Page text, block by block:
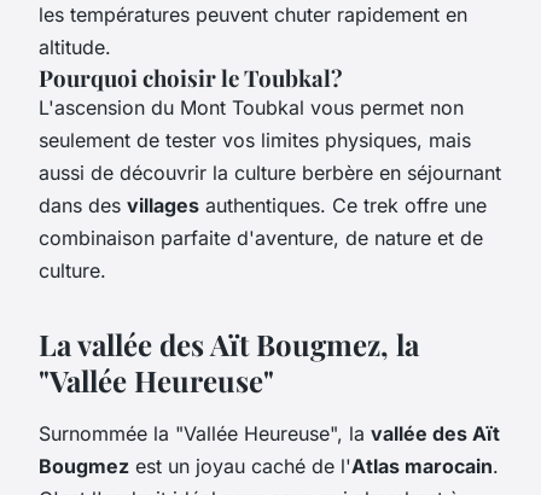
les températures peuvent chuter rapidement en
altitude.
Pourquoi choisir le Toubkal?
L'ascension du Mont Toubkal vous permet non
seulement de tester vos limites physiques, mais
aussi de découvrir la culture berbère en séjournant
dans des villages authentiques. Ce trek offre une
combinaison parfaite d'aventure, de nature et de
culture.
La vallée des Aït Bougmez, la
"Vallée Heureuse"
Surnommée la "Vallée Heureuse", la vallée des Aït
Bougmez est un joyau caché de l'Atlas marocain.